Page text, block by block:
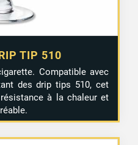
TIP 510
Compatible avec
des drip tips 510, cet
à la chaleur et